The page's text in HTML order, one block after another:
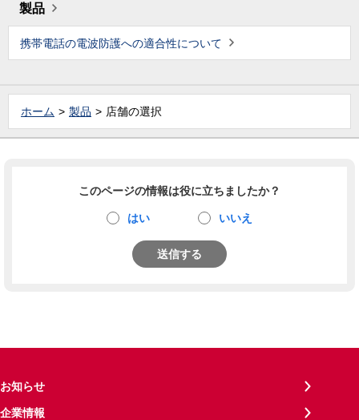
製品
携帯電話の電波防護への適合性について
ホーム 製品 店舗の選択
このページの情報は役に立ちましたか？
はい いいえ
送信する
お知らせ
企業情報